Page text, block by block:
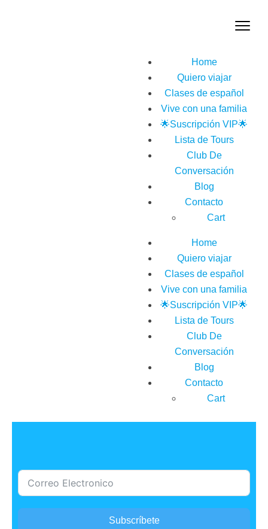
Home
Quiero viajar
Clases de español
Vive con una familia
🌟Suscripción VIP🌟
Lista de Tours
Club De
Conversación
Blog
Contacto
Cart
Home
Quiero viajar
Clases de español
Vive con una familia
🌟Suscripción VIP🌟
Lista de Tours
Club De
Conversación
Blog
Contacto
Cart
Subscríbete